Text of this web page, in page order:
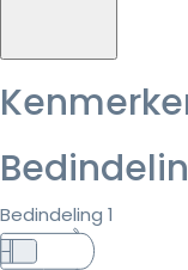
Bedindeling 1